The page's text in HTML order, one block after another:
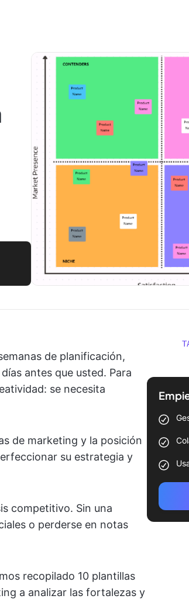
de planificación,
antes que usted. Para
se necesita
de marketing y la posición
su estrategia y
competitivo. Sin una
o perderse en notas
recopilado 10 plantillas
a analizar las fortalezas y